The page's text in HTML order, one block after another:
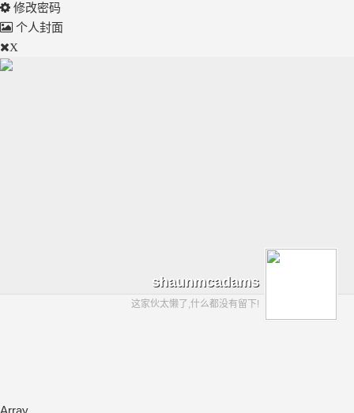
修改密码
个人封面
X
shaunmcadams
这家伙太懒了,什么都没有留下!
Array